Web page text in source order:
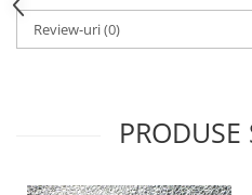
Review-uri(0)